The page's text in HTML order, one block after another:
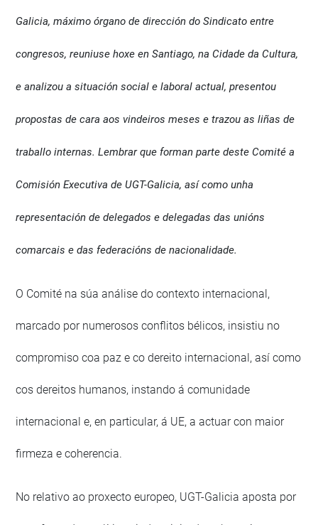
Galicia, máximo órgano de dirección do Sindicato entre
congresos, reuniuse hoxe en Santiago, na Cidade da Cultura,
e analizou a situación social e laboral actual, presentou
propostas de cara aos vindeiros meses e trazou as liñas de
traballo internas. Lembrar que forman parte deste Comité a
Comisión Executiva de UGT-Galicia, así como unha
representación de delegados e delegadas das unións
comarcais e das federacións de nacionalidade.
O Comité na súa análise do contexto internacional,
marcado por numerosos conflitos bélicos, insistiu no
compromiso coa paz e co dereito internacional, así como
cos dereitos humanos, instando á comunidade
internacional e, en particular, á UE, a actuar con maior
firmeza e coherencia.
No relativo ao proxecto europeo, UGT-Galicia aposta por